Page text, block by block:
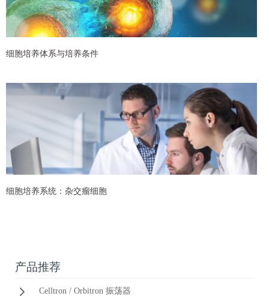
细胞培养体系与培养条件
细胞培养系统：杂交瘤细胞
产品推荐
Celltron / Orbitron 振荡器